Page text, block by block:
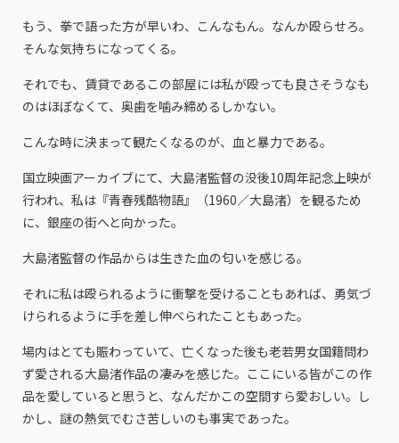
もう、拳で語った方が早いわ、こんなもん。なんか殴らせろ。
そんな気持ちになってくる。
それでも、賃貸であるこの部屋には私が殴っても良さそうなも
のはほぼなくて、奥歯を噛み締めるしかない。
こんな時に決まって観たくなるのが、血と暴力である。
国立映画アーカイブにて、大島渚監督の没後10周年記念上映が
行われ、私は『青春残酷物語』（1960／大島渚）を観るため
に、銀座の街へと向かった。
大島渚監督の作品からは生きた血の匂いを感じる。
それに私は殴られるように衝撃を受けることもあれば、勇気づ
けられるように手を差し伸べられたこともあった。
場内はとても賑わっていて、亡くなった後も老若男女国籍問わ
ず愛される大島渚作品の凄みを感じた。ここにいる皆がこの作
品を愛していると思うと、なんだかこの空間すら愛おしい。し
かし、謎の熱気でむさ苦しいのも事実であった。